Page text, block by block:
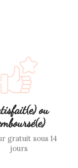
ou
gratuit sous 14
jours